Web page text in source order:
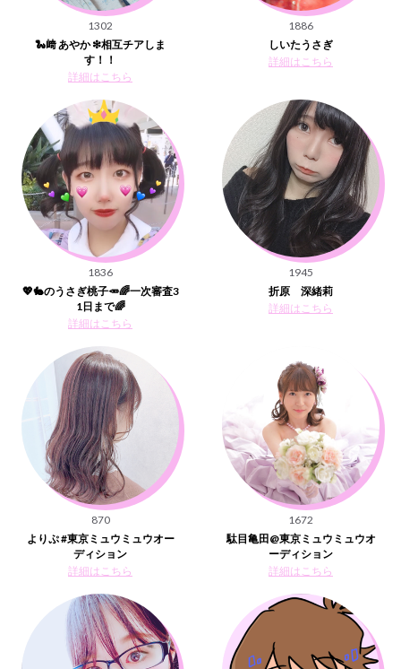
1302
🐍﨑 あやか ❇相互チアしま
す！！
詳細はこちら
1886
しいたうさぎ
詳細はこちら
1836
💖🐇のうさぎ桃子🥕🌈一次審査3
1日まで🌈
詳細はこちら
1945
折原 深緒莉
詳細はこちら
870
よりぷ #東京ミュウミュウオー
ディション
詳細はこちら
1672
駄目亀田@東京ミュウミュウオ
ーディション
詳細はこちら